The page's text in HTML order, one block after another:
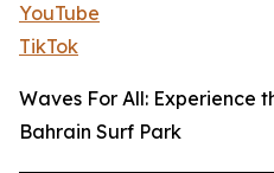
YouTube
TikTok
Waves For All: Experience
Bahrain Surf Park